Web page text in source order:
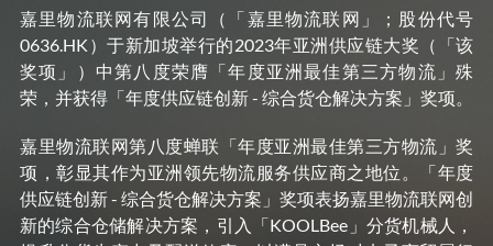
嘉里物流联网有限公司（「嘉里物流联网」；股份代号
0636.HK）于新加坡举行的2023年亚洲供应链大奖（「该
奖项」）中第八度荣膺「年度亚洲最佳第三方物流」殊
荣，并获得「年度供应链创新 - 综合货仓解决方案」奖项。
嘉里物流联网第八度蝉联「年度亚洲最佳第三方物流」奖
项，彰显其作为亚洲领先物流服务供应商之地位。「年度
供应链创新 - 综合货仓解决方案」奖项表扬嘉里物流联网创
新的综合仓储解决方案，引入「KOOLBee」分货机械人，